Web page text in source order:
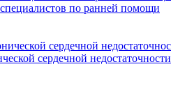
по ранней помощи
сердечной недостаточности